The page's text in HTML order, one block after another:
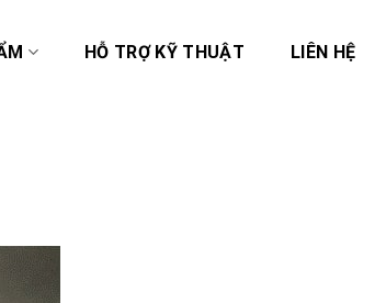
HỖ TRỢ KỸ THUẬT LIÊN HỆ